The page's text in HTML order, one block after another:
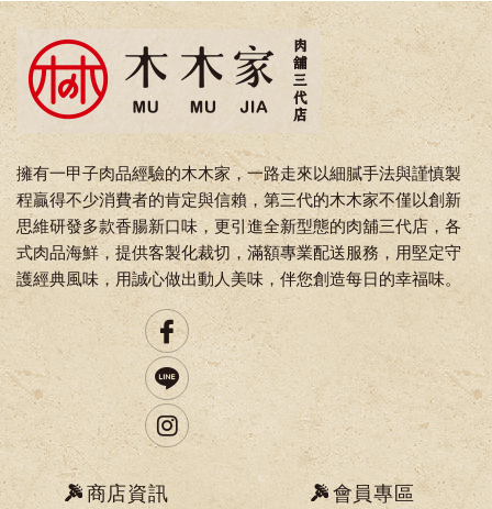
擁有一甲子肉品經驗的木木家，一路走來以細膩手法與謹慎製
程贏得不少消費者的肯定與信賴，第三代的木木家不僅以創新
思維研發多款香腸新口味，更引進全新型態的肉舖三代店，各
式肉品海鮮，提供客製化裁切，滿額專業配送服務，用堅定守
護經典風味，用誠心做出動人美味，伴您創造每日的幸福味。
商店資訊 會員專區